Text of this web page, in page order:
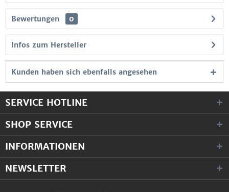
Bewertungen 0
Infos zum Hersteller
Kunden haben sich ebenfalls angesehen
SERVICE HOTLINE
SHOP SERVICE
INFORMATIONEN
NEWSLETTER